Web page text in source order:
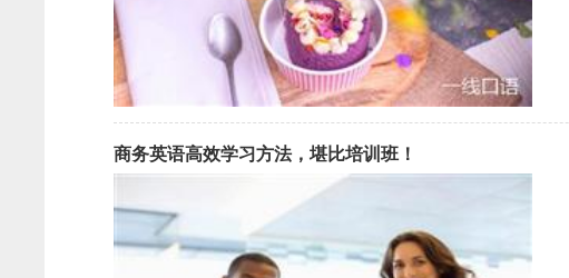
商务英语高效学习方法，堪比培训班！